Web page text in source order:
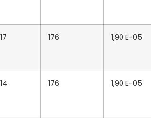
17 176 1,90 E-05
14 176 1,90 E-05